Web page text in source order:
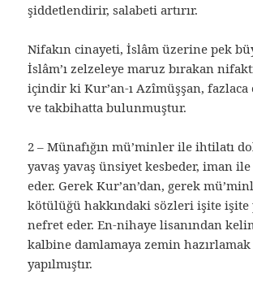
şiddetlendirir, salabeti artırır.
Nifakın cinayeti, İslâm üzerine pek
İslâm’ı zelzeleye maruz bırakan
içindir ki Kur’an-ı Azîmüşşan,
ve takbihatta bulunmuştur.
2 – Münafığın mü’minler ile ihtilatı
yavaş yavaş ünsiyet kesbeder, iman
eder. Gerek Kur’an’dan, gerek
kötülüğü hakkındaki sözleri işite
nefret eder. En-nihaye lisanından
kalbine damlamaya zemin
yapılmıştır.